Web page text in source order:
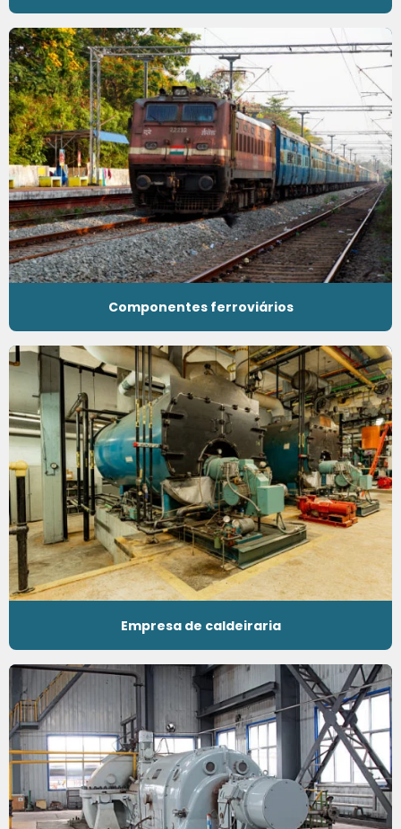
Componentes ferroviários
Empresa de caldeiraria